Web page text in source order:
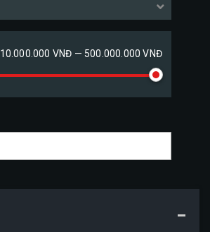
10.000.000 VNĐ — 500.000.000 VNĐ